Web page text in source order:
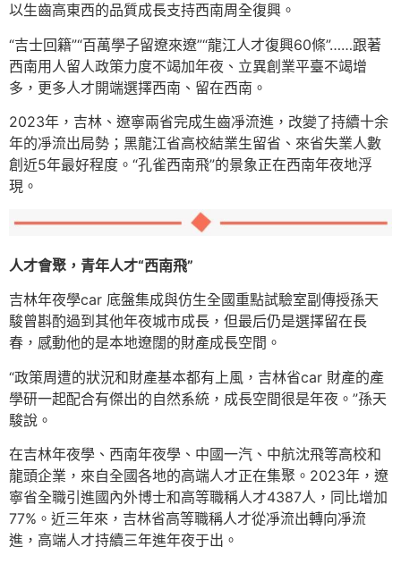
以生齒高東西的品質成長支持西南周全復興。
“吉士回籍”“百萬學子留遼來遼”“龍江人才復興60條”……跟著
西南用人留人政策力度不竭加年夜、立異創業平臺不竭增
多，更多人才開端選擇西南、留在西南。
2023年，吉林、遼寧兩省完成生齒凈流進，改變了持續十余
年的凈流出局勢；黑龍江省高校結業生留省、來省失業人數
創近5年最好程度。“孔雀西南飛”的景象正在西南年夜地浮
現。
人才會聚，青年人才“西南飛”
吉林年夜學car 底盤集成與仿生全國重點試驗室副傳授孫天
駿曾斟酌過到其他年夜城市成長，但最后仍是選擇留在長
春，感動他的是本地遼闊的財產成長空間。
“政策周遭的狀況和財產基本都有上風，吉林省car 財產的產
學研一起配合有傑出的自然系統，成長空間很是年夜。”孫天
駿說。
在吉林年夜學、西南年夜學、中國一汽、中航沈飛等高校和
龍頭企業，來自全國各地的高端人才正在集聚。2023年，遼
寧省全職引進國內外博士和高等職稱人才4387人，同比增加
77%。近三年來，吉林省高等職稱人才從凈流出轉向凈流
進，高端人才持續三年進年夜于出。